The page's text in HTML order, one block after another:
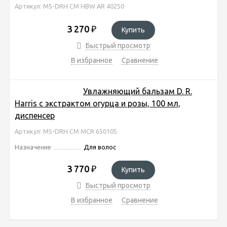
Артикул: MS-DRH CM HBW AR 40250
3 270 ₽
Купить
Быстрый просмотр
В избранное
Сравнение
Увлажняющий бальзам D. R.
Harris с экстрактом огурца и розы, 100 мл,
диспенсер
Артикул: MS-DRH CM MCR 650105
Назначение Для волос
3 770 ₽
Купить
Быстрый просмотр
В избранное
Сравнение